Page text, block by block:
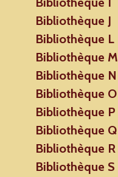
Bibliothèque J
Bibliothèque L
Bibliothèque M
Bibliothèque N
Bibliothèque O
Bibliothèque P
Bibliothèque Q
Bibliothèque R
Bibliothèque S